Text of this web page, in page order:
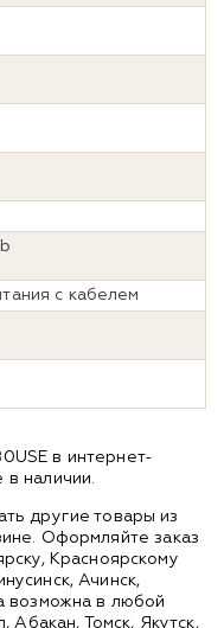
с кабелем
в интернет-
наличии.
другие товары из
Оформляйте заказ
Красноярскому
Ачинск,
возможна в любой
Абакан, Томск, Якутск,